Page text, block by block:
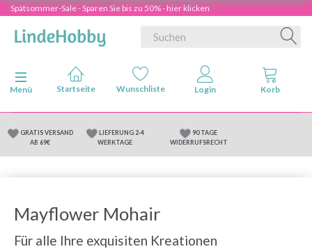
Spätsommer-Sale - Sparen Sie bis zu 50% - hier klicken
Anzeige ändern
Menü
GRATIS VERSAND
AB 69€
LIEFERUNG 2-4
WERKTAGE
90 TAGE
WIDERRUFSRECHT
Mayflower Mohair
Für alle Ihre exquisiten Kreationen